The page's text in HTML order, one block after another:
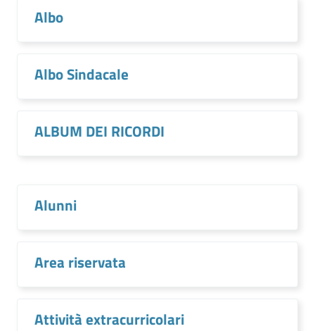
Albo
Albo Sindacale
ALBUM DEI RICORDI
Alunni
Area riservata
Attività extracurricolari